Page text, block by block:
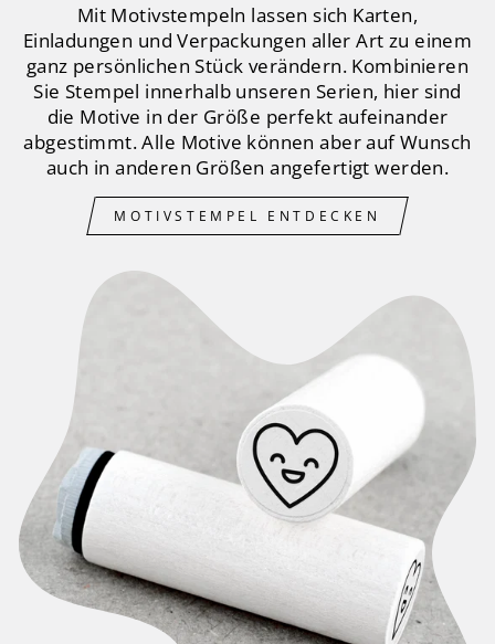
Mit Motivstempeln lassen sich Karten,
Einladungen und Verpackungen aller Art zu einem
ganz persönlichen Stück verändern. Kombinieren
Sie Stempel innerhalb unseren Serien, hier sind
die Motive in der Größe perfekt aufeinander
abgestimmt. Alle Motive können aber auf Wunsch
auch in anderen Größen angefertigt werden.
MOTIVSTEMPEL ENTDECKEN